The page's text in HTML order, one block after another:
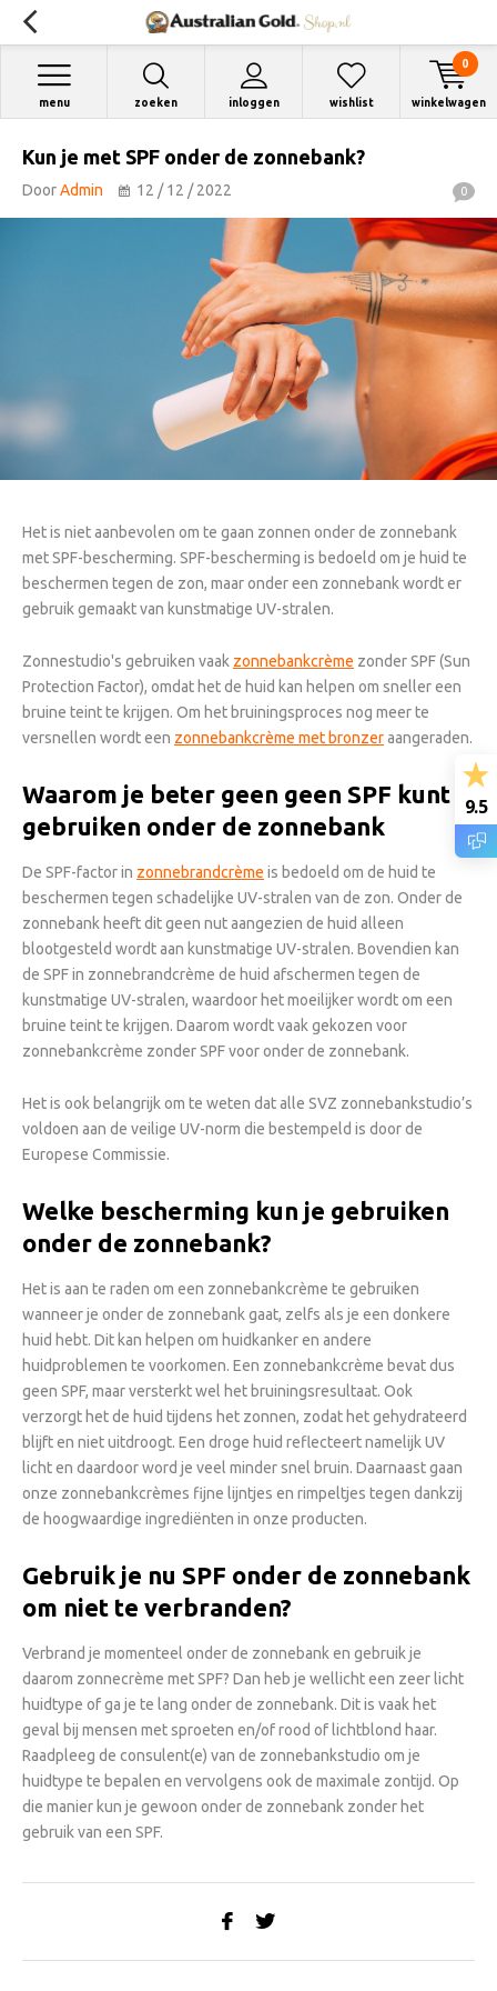
zoeken inloggen
menu wishlist winkelwagen
0
Kun je met SPF onder de zonnebank?
DoorAdmin 12 / 12 / 2022 0
Het is niet aanbevolen om te gaan zonnen onder de zonnebank
met SPF-bescherming. SPF-bescherming is bedoeld om je huid te
beschermen tegen de zon, maar onder een zonnebank wordt er
gebruik gemaakt van kunstmatige UV-stralen.
Zonnestudio's gebruiken vaak zonnebankcrème zonder SPF (Sun
Protection Factor), omdat het de huid kan helpen om sneller een
bruine teint te krijgen. Om het bruiningsproces nog meer te
versnellen wordt een zonnebankcrème met bronzeraangeraden.
Waarom je beter geen geen SPF kunt
gebruiken onder de zonnebank
De SPF-factor in zonnebrandcrème is bedoeld om de huid te
beschermen tegen schadelijke UV-stralen van de zon. Onder de
zonnebank heeft dit geen nut aangezien de huid alleen
blootgesteld wordt aan kunstmatige UV-stralen. Bovendien kan
de SPF in zonnebrandcrème de huid afschermen tegen de
kunstmatige UV-stralen, waardoor het moeilijker wordt om een
bruine teint te krijgen. Daarom wordt vaak gekozen voor
zonnebankcrème zonder SPF voor onder de zonnebank.
Het is ook belangrijk om te weten dat alle SVZ zonnebankstudio’s
voldoen aan de veilige UV-norm die bestempeld is door de
Europese Commissie.
Welke bescherming kun je gebruiken
onder de zonnebank?
Het is aan te raden om een zonnebankcrème te gebruiken
wanneer je onder de zonnebank gaat, zelfs als je een donkere
huid hebt. Dit kan helpen om huidkanker en andere
huidproblemen te voorkomen. Een zonnebankcrème bevat dus
geen SPF, maar versterkt wel het bruiningsresultaat. Ook
verzorgt het de huid tijdens het zonnen, zodat het gehydrateerd
blijft en niet uitdroogt. Een droge huid reflecteert namelijk UV
licht en daardoor word je veel minder snel bruin. Daarnaast gaan
onze zonnebankcrèmes fijne lijntjes en rimpeltjes tegen dankzij
de hoogwaardige ingrediënten in onze producten.
Gebruik je nu SPF onder de zonnebank
om niet te verbranden?
Verbrand je momenteel onder de zonnebank en gebruik je
daarom zonnecrème met SPF? Dan heb je wellicht een zeer licht
huidtype of ga je te lang onder de zonnebank. Dit is vaak het
geval bij mensen met sproeten en/of rood of lichtblond haar.
Raadpleeg de consulent(e) van de zonnebankstudio om je
huidtype te bepalen en vervolgens ook de maximale zontijd. Op
die manier kun je gewoon onder de zonnebank zonder het
gebruik van een SPF.
9.5